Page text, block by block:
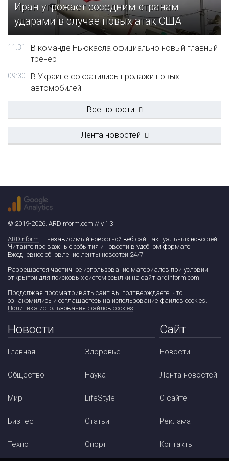
Иран угрожает соседним странам
ударами в случае новых атак США
11:31
В команде Ньюкасла официально новый главный
тренер
09:30
В Украине сократились продажи новых
автомобилей
Все новости
Лента новостей
© 2019-2026. ARDinform.com // v.1.3
ARDinform — независимый новостной веб-сайт актуальных новостей.
Читайте про важные события и новости в удобном формате.
Ежедневное обновление ленты новостей 24/7.
Разрешается частичное использование материалов при условии
открытой для поисковых систем ссылки на сайт ardinform.com
Продолжая просматривать сайт вы подтверждаете, что
ознакомились и соглашаетесь на использование файлов cookies.
Политика использования файлов cookies.
Новости
Главная
Общество
Мир
Бизнес
Техно
Здоровье
Наука
LifeStyle
Статьи
Спорт
Сайт
Новости
Лента новостей
О сайте
Реклама
Контакты